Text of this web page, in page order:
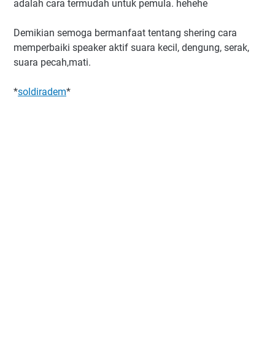
adalah cara termudah untuk pemula. hehehe
Demikian semoga bermanfaat tentang shering cara
memperbaiki speaker aktif suara kecil, dengung, serak,
suara pecah,mati.
*soldiradem*